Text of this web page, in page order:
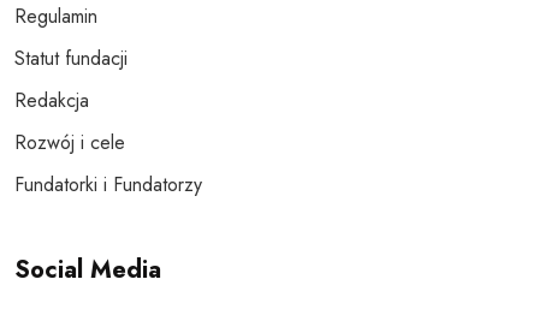
Regulamin
Statut fundacji
Redakcja
Rozwój i cele
Fundatorki i Fundatorzy
Social Media